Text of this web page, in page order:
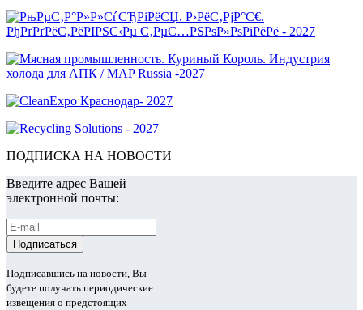
ПОДПИСКА НА НОВОСТИ
Введите адрес Вашей
электронной почты:
Подписавшись на новости, Вы
будете получать периодические
извещения о предстоящих